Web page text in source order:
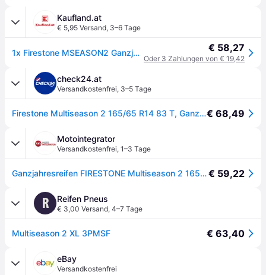
Kaufland.at
€ 5,95 Versand, 3–6 Tage
1x Firestone MSEASON2 Ganzjahresreifen 165/65 R14 83T XL M+S 3PMSF Allwetterreifen Reifen € 58,27
Oder 3 Zahlungen von € 19,42
check24.at
Versandkostenfrei, 3–5 Tage
Firestone Multiseason 2 165/65 R14 83 T, Ganzjahresreifen€ 68,49
Motointegrator
Versandkostenfrei, 1–3 Tage
Ganzjahresreifen FIRESTONE Multiseason 2 165/65R14 XL 83T€ 59,22
R Reifen Pneus
€ 3,00 Versand, 4–7 Tage
Multiseason 2 XL 3PMSF € 63,40
eBay
Versandkostenfrei